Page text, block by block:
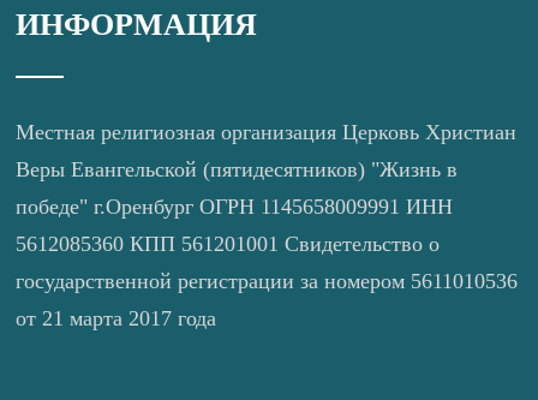
ИНФОРМАЦИЯ
Местная религиозная организация Церковь Христиан
Веры Евангельской (пятидесятников) "Жизнь в
победе" г.Оренбург ОГРН 1145658009991 ИНН
5612085360 КПП 561201001 Свидетельство о
государственной регистрации за номером 5611010536
от 21 марта 2017 года